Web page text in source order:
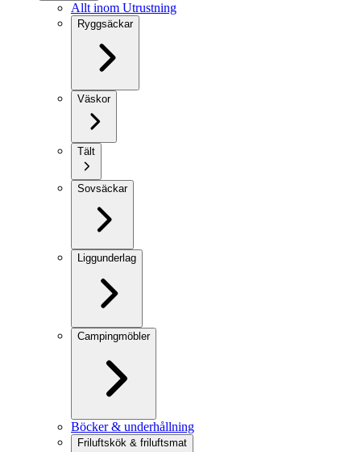
Allt inom Utrustning
Ryggsäckar
Väskor
Tält
Sovsäckar
Liggunderlag
Campingmöbler
Böcker & underhållning
Friluftskök & friluftsmat